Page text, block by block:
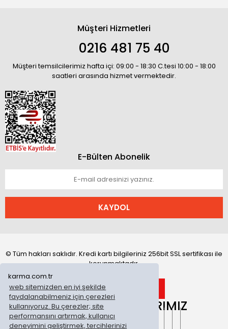
karma.com.tr
web sitemizden en iyi şekilde
faydalanabilmeniz için çerezleri
kullanıyoruz. Bu çerezler; site
performansını artırmak, kullanıcı
deneyimini geliştirmek, tercihlerinizi
Müşteri Hizmetleri
0216 481 75 40
Müşteri temsilcilerimiz hafta içi: 09:00 - 18:30 C.tesi 10:00 - 18:00
saatleri arasında hizmet vermektedir.
E-Bülten Abonelik
KAYDOL
© Tüm hakları saklıdır. Kredi kartı bilgileriniz 256bit SSL sertifikası ile
korunmaktadır.
ONLİNE MAĞAZALARIMIZ